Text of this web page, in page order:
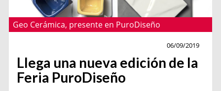
Geo Cerámica, presente en PuroDiseño
06/09/2019
Llega una nueva edición de la
Feria PuroDiseño